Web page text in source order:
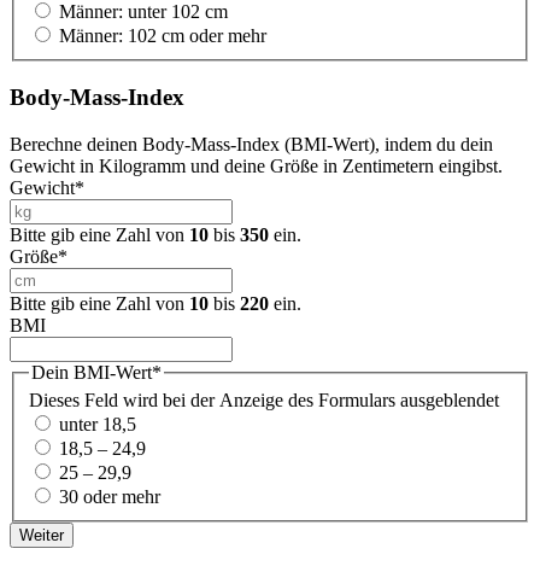
Männer: unter 102 cm
Männer: 102 cm oder mehr
Body-Mass-Index
Berechne deinen Body-Mass-Index (BMI-Wert), indem du dein
Gewicht in Kilogramm und deine Größe in Zentimetern eingibst.
Gewicht*
Bitte gib eine Zahl von 10 bis 350 ein.
Größe*
Bitte gib eine Zahl von 10 bis 220 ein.
BMI
Dieses Feld wird bei der Anzeige des Formulars ausgeblendet
Dein BMI-Wert*
unter 18,5
18,5 – 24,9
25 – 29,9
30 oder mehr
Weiter